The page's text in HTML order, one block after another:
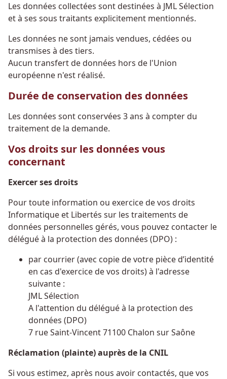
Les données collectées sont destinées à JML Sélection
et à ses sous traitants explicitement mentionnés.
Les données ne sont jamais vendues, cédées ou
transmises à des tiers.
Aucun transfert de données hors de l'Union
européenne n'est réalisé.
Durée de conservation des données
Les données sont conservées 3 ans à compter du
traitement de la demande.
Vos droits sur les données vous
concernant
Exercer ses droits
Pour toute information ou exercice de vos droits
Informatique et Libertés sur les traitements de
données personnelles gérés, vous pouvez contacter le
délégué à la protection des données (DPO) :
par courrier (avec copie de votre pièce d’identité
en cas d'exercice de vos droits) à l'adresse
suivante :
JML Sélection
A l'attention du délégué à la protection des
données (DPO)
7 rue Saint-Vincent 71100 Chalon sur Saône
Réclamation (plainte) auprès de la CNIL
Si vous estimez, après nous avoir contactés, que vos